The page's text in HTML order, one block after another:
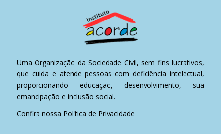
Uma Organização da Sociedade Civil, sem fins lucrativos,
que cuida e atende pessoas com deficiência intelectual,
proporcionando educação, desenvolvimento, sua
emancipação e inclusão social.
Confira nossa Política de Privacidade